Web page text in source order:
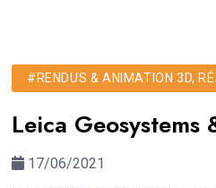
#RENDUS & ANIMATION 3D,
Leica
17/06/2021